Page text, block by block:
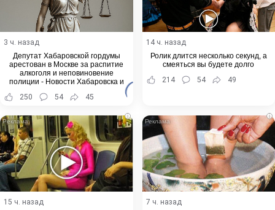
3 ч. назад
Депутат Хабаровской гордумы
арестован в Москве за распитие
алкоголя и неповиновение
полиции - Новости Хабаровска и
250 54 45
14 ч. назад
Ролик длится несколько секунд, а
смеяться вы будете долго
214
54 49
i
15 ч. назад
i
7 ч. назад